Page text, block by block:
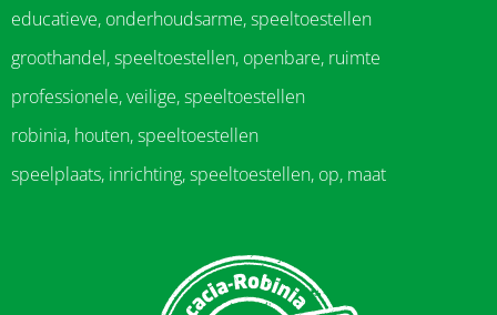
educatieve, onderhoudsarme, speeltoestellen
groothandel, speeltoestellen, openbare, ruimte
professionele, veilige, speeltoestellen
robinia, houten, speeltoestellen
speelplaats, inrichting, speeltoestellen, op, maat